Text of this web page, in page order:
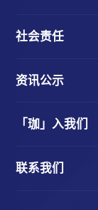
社会责任
资讯公示
「珈」入我们
联系我们